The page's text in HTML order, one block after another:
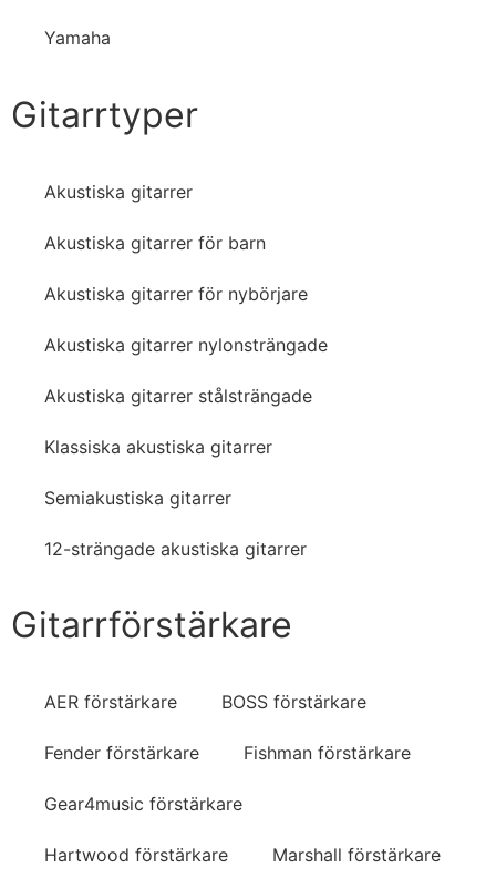
Yamaha
Gitarrtyper
Akustiska gitarrer
Akustiska gitarrer för barn
Akustiska gitarrer för nybörjare
Akustiska gitarrer nylonsträngade
Akustiska gitarrer stålsträngade
Klassiska akustiska gitarrer
Semiakustiska gitarrer
12-strängade akustiska gitarrer
Gitarrförstärkare
AER förstärkare BOSS förstärkare
Fender förstärkare Fishman förstärkare
Gear4music förstärkare
Hartwood förstärkare Marshall förstärkare